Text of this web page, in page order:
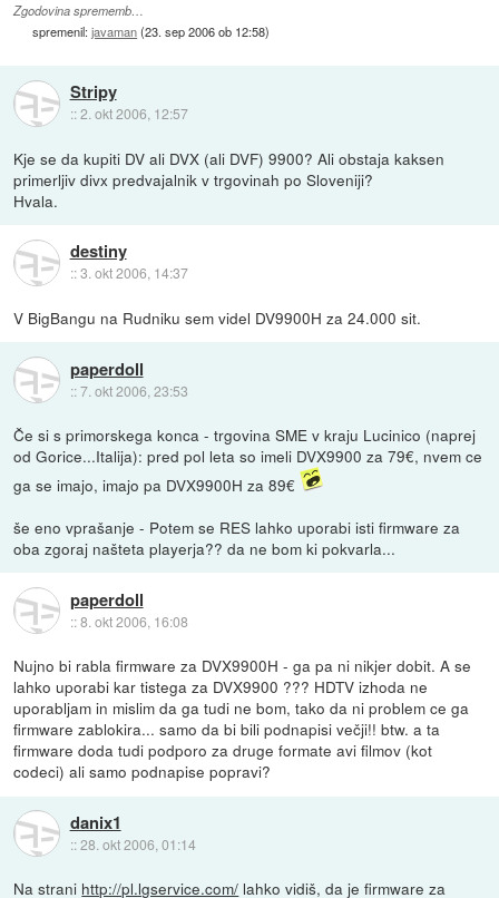
Zgodovina sprememb…
spremenil:javaman(23. sep 2006 ob 12:58)
Stripy
::2. okt 2006, 12:57
Kje se da kupiti DV ali DVX (ali DVF) 9900? Ali obstaja kaksen
primerljiv divx predvajalnik v trgovinah po Sloveniji?
Hvala.
destiny
::3. okt 2006, 14:37
V BigBangu na Rudniku sem videl DV9900H za 24.000 sit.
paperdoll
::7. okt 2006, 23:53
Če si s primorskega konca - trgovina SME v kraju Lucinico (naprej
od Gorice...Italija): pred pol leta so imeli DVX9900 za 79€, nvem ce
ga se imajo, imajo pa DVX9900H za 89€
še eno vprašanje - Potem se RES lahko uporabi isti firmware za
oba zgoraj našteta playerja?? da ne bom ki pokvarla...
paperdoll
::8. okt 2006, 16:08
Nujno bi rabla firmware za DVX9900H - ga pa ni nikjer dobit. A se
lahko uporabi kar tistega za DVX9900 ??? HDTV izhoda ne
uporabljam in mislim da ga tudi ne bom, tako da ni problem ce ga
firmware zablokira... samo da bi bili podnapisi večji!! btw. a ta
firmware doda tudi podporo za druge formate avi filmov (kot
codeci) ali samo podnapise popravi?
danix1
::28. okt 2006, 01:14
Na strani http://pl.lgservice.com/ lahko vidiš, da je firmware za